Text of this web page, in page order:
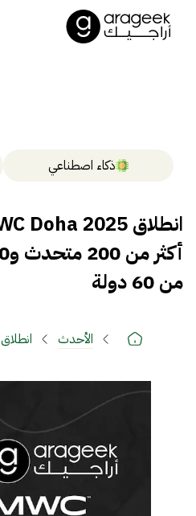
ذكاء اصطناعي
من 60 دولة
الأحدث انطلاق MWC Doha 2025 في قطر — أكثر من 200 متحدث و200 جهة عارضة من 60 دولة